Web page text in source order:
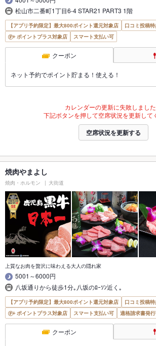
松山市二番町1丁目6-4 STAR21 PART3 1階
【アプリ予約限定】最大800ポイント還元対象店 口コミ投稿
ポイントプラス対象店
スマート支払い可
クーポン
ネット予約でポイント貯まる！使える！
カレンダーの更新に失敗しました
下記ボタンを押して空席状況を更新して
空席状況を更新する
焼肉やまよし
焼肉・ホルモン 大街道
上質なお肉を贅沢に味わえる大人の隠れ家
5001～6000円
八坂通りから徒歩1分｡八坂のﾛｰｿﾝ近く｡
【アプリ予約限定】最大800ポイント還元対象店 口コミ投稿
ポイントプラス対象店
スマート支払い可 適格請求書発
クーポン